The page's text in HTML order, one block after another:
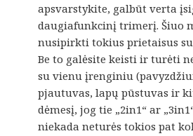
apsvarstykite, galbūt verta
daugiafunkcinį trimerį. Šiuo
nusipirkti tokius prietaisus
Be to galėsite keisti ir turėti
su vienu įrenginiu
pjautuvas, lapų pūstuvas ir
dėmesį, jog tie „2in1“ ar
niekada neturės tokios pat